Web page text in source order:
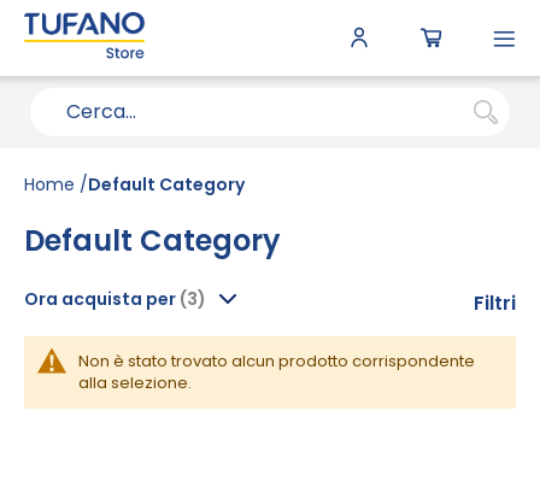
Home Default Category
Default Category
Non è stato trovato alcun prodotto corrispondente
alla selezione.
Filtri
Ora acquista per